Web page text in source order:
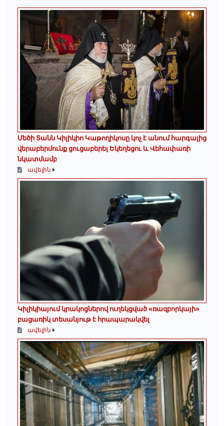
Մեծի Տանն Կիլիկիո Կաթողիկոսը կոչ է անում հարգալից
վերաբերմունք ցուցաբերել Եկեղեցու և Վեհափառի
նկատմամբ
ավելին
Կիլիկիայում կրակոցներով ուղեկցված «ռազբորկայի»
բացառիկ տեսանյութ է հրապարակվել
ավելին